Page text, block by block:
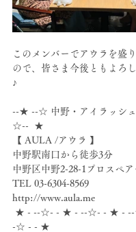
このメンバーでアウラを盛
ので、皆さま今後ともよろ
♪
--★ --☆ 中野・アイラッシ
☆--  ★
【 AULA /アウラ 】
中野駅南口から徒歩3分
中野区中野2-28-1プロスペア
TEL 03-6304-8569
http://www.aula.me
-☆ - - ★